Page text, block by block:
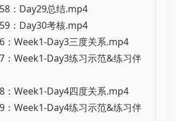
：Day29总结.mp4
：Day30考核.mp4
：Week1-Day3三度关系.mp4
：Week1-Day3练习示范&练习伴
：Week1-Day4四度关系.mp4
：Week1-Day4练习示范&练习伴